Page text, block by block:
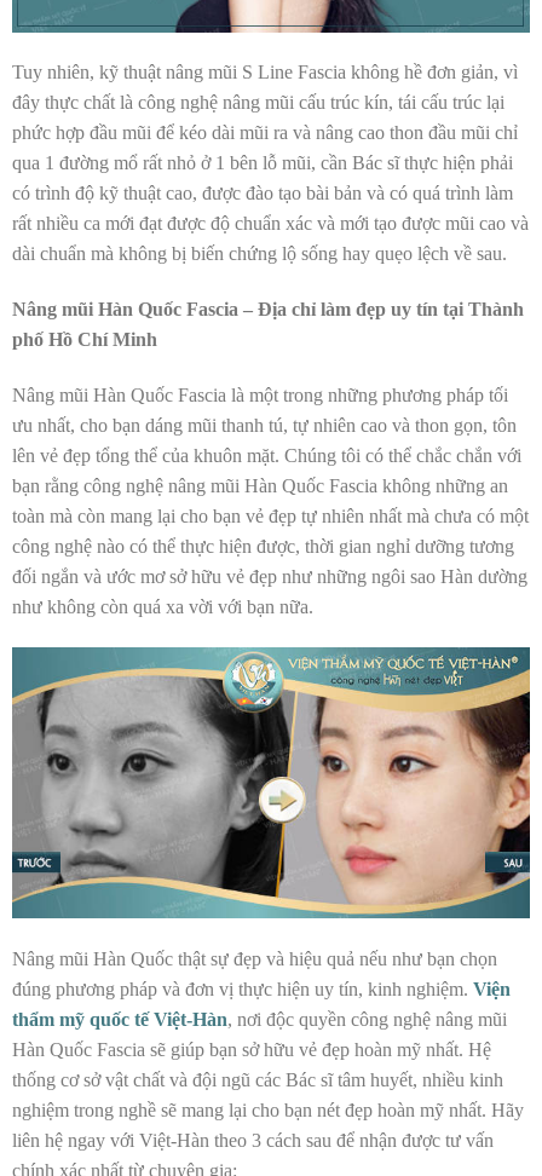
Tuy nhiên, kỹ thuật nâng mũi S Line Fascia không hề đơn giản, vì
đây thực chất là công nghệ nâng mũi cấu trúc kín, tái cấu trúc lại
phức hợp đầu mũi để kéo dài mũi ra và nâng cao thon đầu mũi chỉ
qua 1 đường mổ rất nhỏ ở 1 bên lỗ mũi, cần Bác sĩ thực hiện phải
có trình độ kỹ thuật cao, được đào tạo bài bản và có quá trình làm
rất nhiều ca mới đạt được độ chuẩn xác và mới tạo được mũi cao và
dài chuẩn mà không bị biến chứng lộ sống hay quẹo lệch về sau.
Nâng mũi Hàn Quốc Fascia – Địa chỉ làm đẹp uy tín tại Thành
phố Hồ Chí Minh
Nâng mũi Hàn Quốc Fascia là một trong những phương pháp tối
ưu nhất, cho bạn dáng mũi thanh tú, tự nhiên cao và thon gọn, tôn
lên vẻ đẹp tổng thể của khuôn mặt. Chúng tôi có thể chắc chắn với
bạn rằng công nghệ nâng mũi Hàn Quốc Fascia không những an
toàn mà còn mang lại cho bạn vẻ đẹp tự nhiên nhất mà chưa có một
công nghệ nào có thể thực hiện được, thời gian nghỉ dưỡng tương
đối ngắn và ước mơ sở hữu vẻ đẹp như những ngôi sao Hàn dường
như không còn quá xa vời với bạn nữa.
Nâng mũi Hàn Quốc thật sự đẹp và hiệu quả nếu như bạn chọn
đúng phương pháp và đơn vị thực hiện uy tín, kinh nghiệm. Viện
thẩm mỹ quốc tế Việt-Hàn, nơi độc quyền công nghệ nâng mũi
Hàn Quốc Fascia sẽ giúp bạn sở hữu vẻ đẹp hoàn mỹ nhất. Hệ
thống cơ sở vật chất và đội ngũ các Bác sĩ tâm huyết, nhiều kinh
nghiệm trong nghề sẽ mang lại cho bạn nét đẹp hoàn mỹ nhất. Hãy
liên hệ ngay với Việt-Hàn theo 3 cách sau để nhận được tư vấn
chính xác nhất từ chuyên gia: